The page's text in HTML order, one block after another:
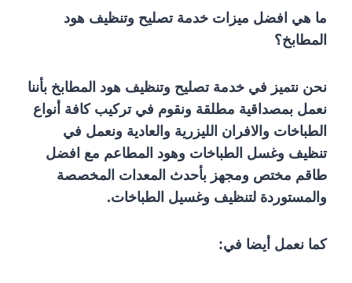
ما هي افضل ميزات خدمة تصليح وتنظيف هود
المطابخ؟
نحن نتميز في خدمة تصليح وتنظيف هود المطابخ بأننا
نعمل بمصداقية مطلقة ونقوم في تركيب كافة أنواع
الطباخات والافران الليزرية والعادية ونعمل في
تنظيف وغسل الطباخات وهود المطاعم مع افضل
طاقم مختص ومجهز بأحدث المعدات المخصصة
والمستوردة لتنظيف وغسيل الطباخات.
كما نعمل أيضا في: